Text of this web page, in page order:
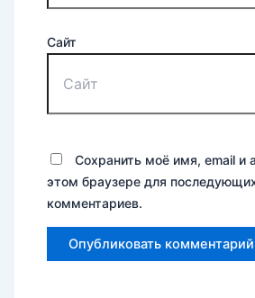
Сайт
Сохранить моё имя, email и
этом браузере для
комментариев.